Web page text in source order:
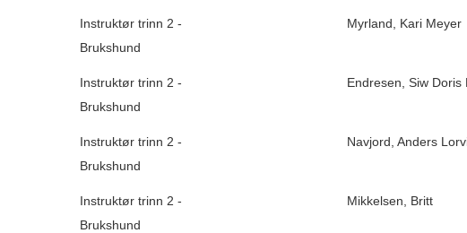
Instruktør trinn 2 -
Brukshund
Myrland, Kari Meyer
Instruktør trinn 2 -
Brukshund
Endresen, Siw Doris
Instruktør trinn 2 -
Brukshund
Navjord, Anders
Instruktør trinn 2 -
Brukshund
Mikkelsen, Britt